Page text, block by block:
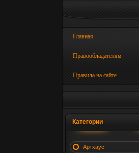
Главная
Правообладателям
Правила на сайте
Категории
Артхаус